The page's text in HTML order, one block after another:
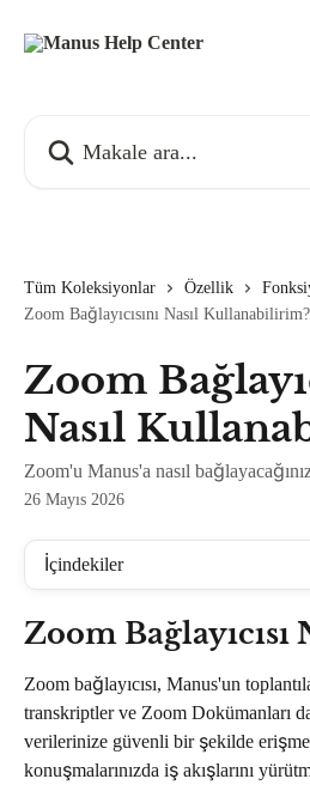
Tüm Koleksiyonlar Özellik
Zoom Bağlayıcısını Nasıl Kullanabilirim?
Zoom
Nasıl
Zoom'u Manus'a nasıl
26 Mayıs 2026
İçindekiler
Zoom Bağlayıcısı
Zoom bağlayıcısı, Manus'un
transkriptler ve Zoom Dokümanları
verilerinize güvenli bir şekilde
konuşmalarınızda iş akışlarını